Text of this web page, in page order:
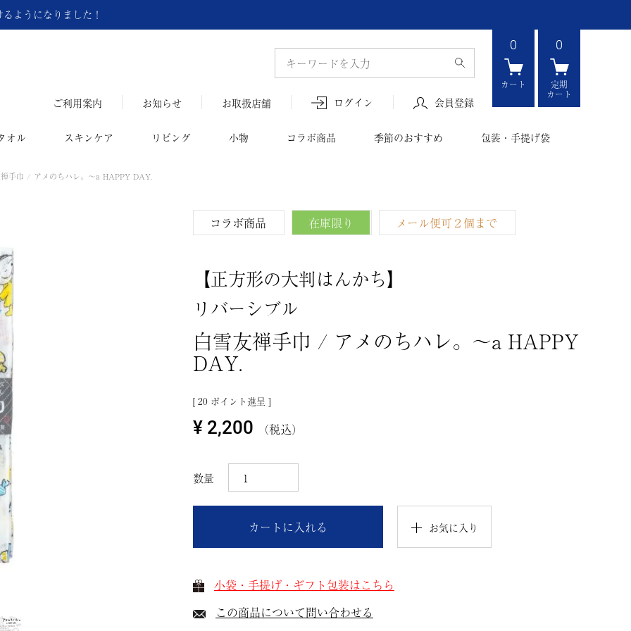
ようになりました！
ご利用案内 お知らせ お取扱店舗 ログイン 会員登録
0
カート
0
定期
カート
オル スキンケア リビング 小物 コラボ商品 季節のおすすめ 包装・手提げ袋
手巾 / アメのちハレ。～a HAPPY DAY.
コラボ商品 在庫限り メール便可２個まで
【正方形の大判はんかち】
リバーシブル
白雪友禅手巾 / アメのちハレ。～a HAPPY
DAY.
[ 20 ポイント進呈 ]
¥ 2,200 税込
お気に入り
カートに入れる
小袋・手提げ・ギフト包装はこちら
この商品について問い合わせる